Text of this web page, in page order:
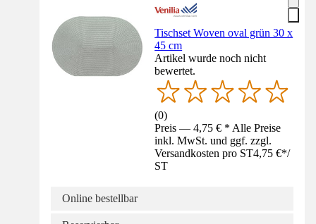
Tischset Woven oval grün 30 x
45 cm
Artikel wurde noch nicht
bewertet.
(0)
Preis — 4,75 € * Alle Preise
inkl. MwSt. und ggf. zzgl.
Versandkosten pro ST4,75 €*/
ST
Online bestellbar